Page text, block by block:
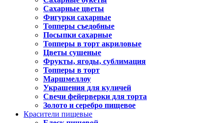
Сахарные цветы
Фигурки сахарные
Топперы съедобные
Посыпки сахарные
Топперы в торт акриловые
Цветы сушеные
Фрукты, ягоды, сублимация
Топперы в торт
Маршмеллоу
Украшения для куличей
Свечи фейерверки для торта
Золото и серебро пищевое
Красители пищевые